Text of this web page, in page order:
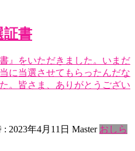
証書
』をいただきました。いまだ
に当選させてもらったんだな
。皆さま、ありがとうござい
: 2023年4月11日 Master おしら